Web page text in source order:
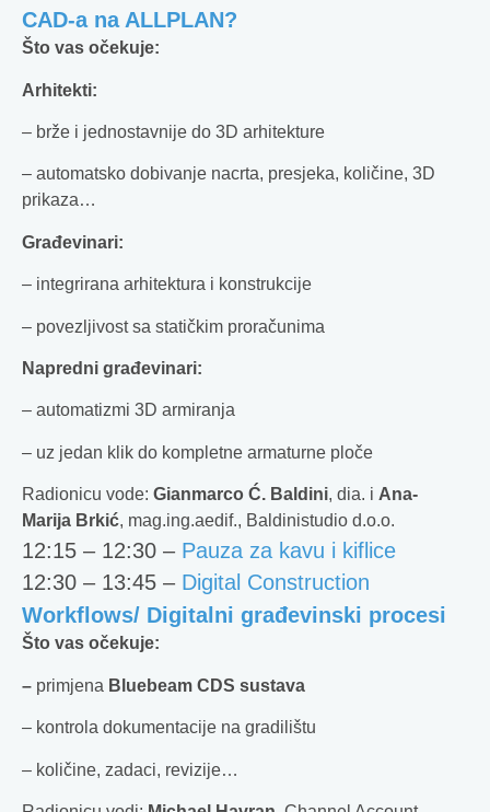
CAD-a na ALLPLAN?
Što vas očekuje:
Arhitekti:
– brže i jednostavnije do 3D arhitekture
– automatsko dobivanje nacrta, presjeka, količine, 3D
prikaza…
Građevinari:
– integrirana arhitektura i konstrukcije
– povezljivost sa statičkim proračunima
Napredni građevinari:
– automatizmi 3D armiranja
– uz jedan klik do kompletne armaturne ploče
Radionicu vode: Gianmarco Ć. Baldini, dia. i Ana-
Marija Brkić, mag.ing.aedif., Baldinistudio d.o.o.
12:15 – 12:30 – Pauza za kavu i kiflice
12:30 – 13:45 – Digital Construction
Workflows/ Digitalni građevinski procesi
Što vas očekuje:
– primjena Bluebeam CDS sustava
– kontrola dokumentacije na gradilištu
– količine, zadaci, revizije…